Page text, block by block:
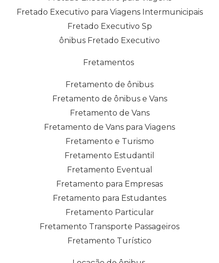
Fretado Executivo para Viagens Intermunicipais
Fretado Executivo Sp
ônibus Fretado Executivo
Fretamentos
Fretamento de ônibus
Fretamento de ônibus e Vans
Fretamento de Vans
Fretamento de Vans para Viagens
Fretamento e Turismo
Fretamento Estudantil
Fretamento Eventual
Fretamento para Empresas
Fretamento para Estudantes
Fretamento Particular
Fretamento Transporte Passageiros
Fretamento Turístico